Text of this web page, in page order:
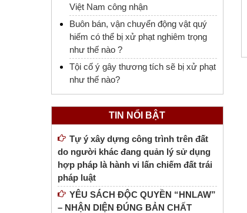
Việt Nam công nhận
Buôn bán, vận chuyển động vật quý
hiếm có thể bị xử phạt nghiêm trọng
như thế nào ?
Tội cố ý gây thương tích sẽ bị xử phạt
như thế nào?
TIN NỔI BẬT
Tự ý xây dựng công trình trên đất
do người khác đang quản lý sử dụng
hợp pháp là hành vi lấn chiếm đất trái
pháp luật
YÊU SÁCH ĐỘC QUYỀN “HNLAW”
– NHẬN DIỆN ĐÚNG BẢN CHẤT